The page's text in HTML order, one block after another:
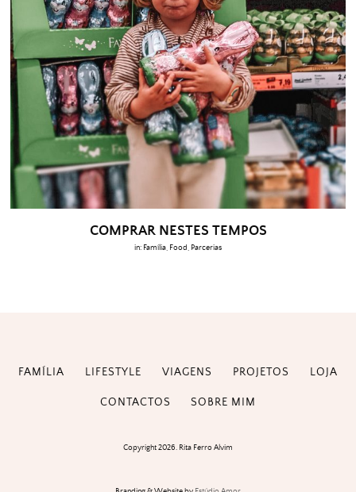
COMPRAR NESTES TEMPOS
in: Família Food Parcerias
FAMÍLIA LIFESTYLE VIAGENS PROJETOS LOJA
CONTACTOS SOBRE MIM
Copyright 2026. Rita Ferro Alvim